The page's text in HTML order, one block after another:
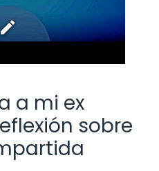
a mi ex
sobre